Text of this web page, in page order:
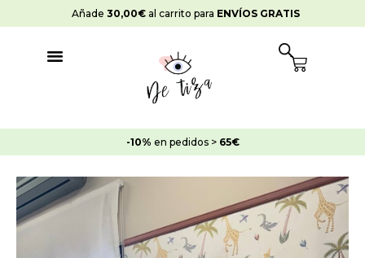
al
Añade 30,00€ al carrito para ENVÍOS GRATIS
Cart
-10% en pedidos > 65€